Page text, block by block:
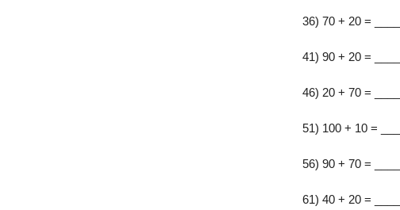
36) 70 + 20 = ____
41) 90 + 20 = ____
46) 20 + 70 = ____
51) 100 + 10 = ____
56) 90 + 70 = ____
61) 40 + 20 = ____